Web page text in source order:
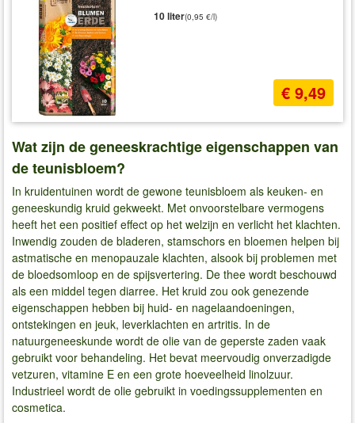
10 liter
€ 9,49
(0,95 €/l)
Wat zijn de geneeskrachtige eigenschappen van
de teunisbloem?
In kruidentuinen wordt de gewone teunisbloem als keuken- en
geneeskundig kruid gekweekt. Met onvoorstelbare vermogens
heeft het een positief effect op het welzijn en verlicht het klachten.
Inwendig zouden de bladeren, stamschors en bloemen helpen bij
astmatische en menopauzale klachten, alsook bij problemen met
de bloedsomloop en de spijsvertering. De thee wordt beschouwd
als een middel tegen diarree. Het kruid zou ook genezende
eigenschappen hebben bij huid- en nagelaandoeningen,
ontstekingen en jeuk, leverklachten en artritis. In de
natuurgeneeskunde wordt de olie van de geperste zaden vaak
gebruikt voor behandeling. Het bevat meervoudig onverzadigde
vetzuren, vitamine E en een grote hoeveelheid linolzuur.
Industrieel wordt de olie gebruikt in voedingssupplementen en
cosmetica.